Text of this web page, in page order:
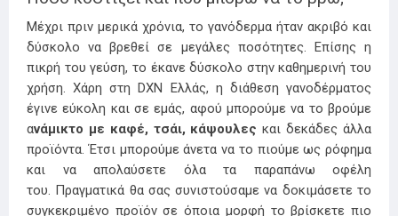
Μέχρι πριν μερικά χρόνια, το γανόδερμα ήταν ακριβό και
δύσκολο να βρεθεί σε μεγάλες ποσότητες. Επίσης η
πικρή του γεύση, το έκανε δύσκολο στην καθημερινή του
χρήση. Χάρη στη DXN Ελλάς, η διάθεση γανοδέρματος
έγινε εύκολη και σε εμάς, αφού μπορούμε να το βρούμε
ανάμικτο με καφέ, τσάι, κάψουλες και δεκάδες άλλα
προϊόντα. Έτσι μπορούμε άνετα να το πιούμε ως ρόφημα
και να απολαύσετε όλα τα παραπάνω οφέλη
του. Πραγματικά θα σας συνιστούσαμε να δοκιμάσετε το
συγκεκριμένο προϊόν σε όποια μορφή το βρίσκετε πιο